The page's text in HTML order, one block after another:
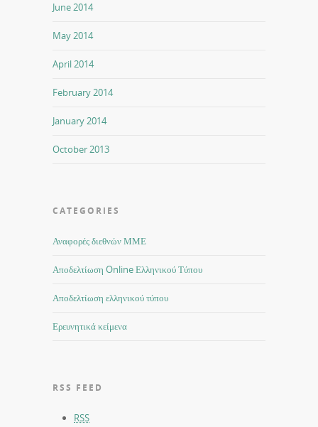
June 2014
May 2014
April 2014
February 2014
January 2014
October 2013
CATEGORIES
Αναφορές διεθνών ΜΜΕ
Αποδελτίωση Online Ελληνικού Τύπου
Αποδελτίωση ελληνικού τύπου
Ερευνητικά κείμενα
RSS FEED
RSS